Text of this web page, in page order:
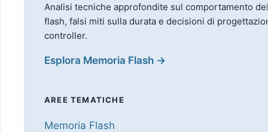
Analisi tecniche approfondite sul comportamento
flash, falsi miti sulla durata e decisioni di
controller.
Esplora Memoria Flash →
AREE TEMATICHE
Memoria Flash